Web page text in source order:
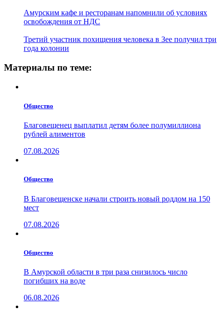
Амурским кафе и ресторанам напомнили об условиях
освобождения от НДС
Третий участник похищения человека в Зее получил три
года колонии
Материалы по теме:
Общество
Благовещенец выплатил детям более полумиллиона
рублей алиментов
07.08.2026
Общество
В Благовещенске начали строить новый роддом на 150
мест
07.08.2026
Общество
В Амурской области в три раза снизилось число
погибших на воде
06.08.2026